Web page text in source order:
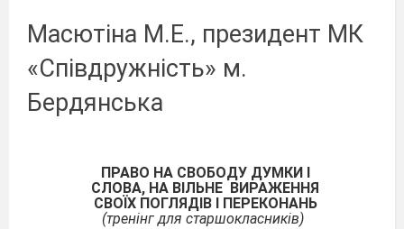
Масютіна М.Е., президент МК
«Співдружність» м.
Бердянська
ПРАВО НА СВОБОДУ ДУМКИ І
СЛОВА, НА ВІЛЬНЕ ВИРАЖЕННЯ
СВОЇХ ПОГЛЯДІВ І ПЕРЕКОНАНЬ
(тренінг для старшокласників)